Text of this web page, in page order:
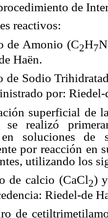
de
reactivos:
de Amonio (C2H7
Haën.
de Sodio
por: Riedel-
superficial de
se realizó
soluciones de
por reacción en
utilizando los
de calcio (CaCl2)
Riedel-de
de